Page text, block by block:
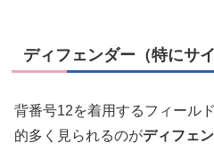
ディフェンダー（特にサ
背番号12を着用するフィール
的多く見られるのがディフェ